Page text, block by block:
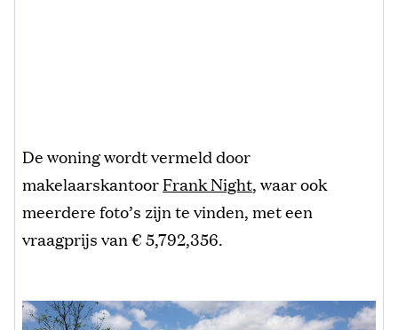
De woning wordt vermeld door
makelaarskantoorFrank Night, waar ook
meerdere foto’s zijn te vinden, met een
vraagprijs van € 5,792,356.